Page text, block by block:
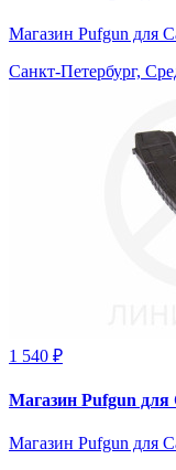
Магазин Pufgun для
Санкт-Петербург,
1 540 ₽
Магазин Pufgun для
Магазин Pufgun для